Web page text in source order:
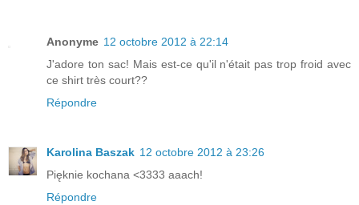
Anonyme 12 octobre 2012 à 22:14
J'adore ton sac! Mais est-ce qu'il n'était pas trop froid avec
ce shirt très court??
Répondre
Karolina Baszak 12 octobre 2012 à 23:26
Pięknie kochana <3333 aaach!
Répondre